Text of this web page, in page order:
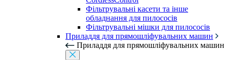
Фільтрувальні касети та інше
обладнання для пилососів
Фільтрувальні мішки для пилососів
Приладдя для прямошліфувальних машин
Приладдя для прямошліфувальних машин